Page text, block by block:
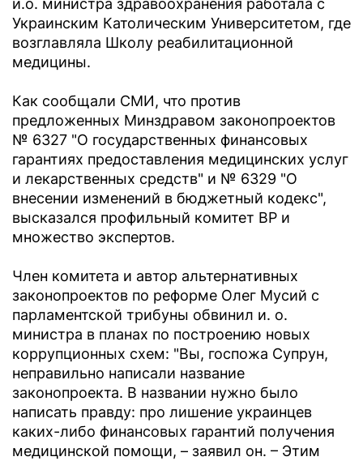
и.о. министра здравоохранения работала с
Украинским Католическим Университетом, где
возглавляла Школу реабилитационной
медицины.
Как сообщали СМИ, что против
предложенных Минздравом законопроектов
№ 6327 "О государственных финансовых
гарантиях предоставления медицинских услуг
и лекарственных средств" и № 6329 "О
внесении изменений в бюджетный кодекс",
высказался профильный комитет ВР и
множество экспертов.
Член комитета и автор альтернативных
законопроектов по реформе Олег Мусий с
парламентской трибуны обвинил и. о.
министра в планах по построению новых
коррупционных схем: "Вы, госпожа Супрун,
неправильно написали название
законопроекта. В названии нужно было
написать правду: про лишение украинцев
каких-либо финансовых гарантий получения
медицинской помощи, – заявил он. – Этим